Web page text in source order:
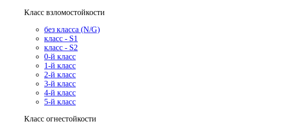
Класс взломостойкости
без класса (N/G)
класс - S1
класс - S2
0-й класс
1-й класс
2-й класс
3-й класс
4-й класс
5-й класс
Класс огнестойкости